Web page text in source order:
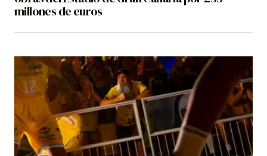
millones de euros